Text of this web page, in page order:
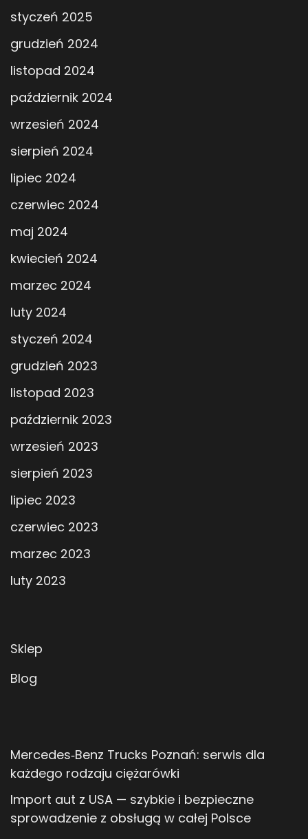
styczeń 2025
grudzień 2024
listopad 2024
październik 2024
wrzesień 2024
sierpień 2024
lipiec 2024
czerwiec 2024
maj 2024
kwiecień 2024
marzec 2024
luty 2024
styczeń 2024
grudzień 2023
listopad 2023
październik 2023
wrzesień 2023
sierpień 2023
lipiec 2023
czerwiec 2023
marzec 2023
luty 2023
Sklep
Blog
Mercedes‑Benz Trucks Poznań: serwis dla
każdego rodzaju ciężarówki
Import aut z USA — szybkie i bezpieczne
sprowadzenie z obsługą w całej Polsce